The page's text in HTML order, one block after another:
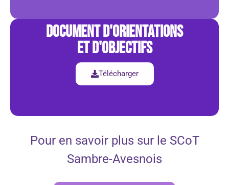
document d'orientations
et d'objectifs
Télécharger
Pour en savoir plus sur le SCoT
Sambre-Avesnois